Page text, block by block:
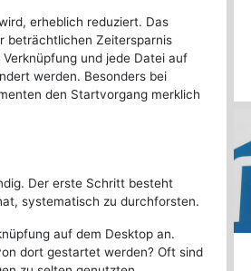
erheblich reduziert. Das
beträchtlichen Zeitersparnis
und jede Datei auf
werden. Besonders bei
den Startvorgang merklich
Der erste Schritt besteht
systematisch zu durchforsten.
auf dem Desktop an.
dort gestartet werden? Oft sind